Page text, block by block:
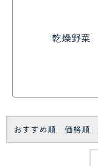
乾燥野菜
おすすめ順 価格順